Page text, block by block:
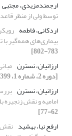
ارجمندمزیدی، مجتبی
توسط ولی از منظر
اردکانی، فاطمه
بیماری‌های همه‌گیر با
783-802]
ارزانیان، نسترن
[دوره 2، شماره 1، 1399، صفحه 70-87]
ارزانیان، نسترن
امامیه و نقش زنجیره
62-77]
ارفع نیا، بهشید نقش